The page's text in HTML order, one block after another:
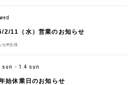
2/11（水）営業のお知らせ
せ#全体
sun - 1.4 sun
始休業日のお知らせ